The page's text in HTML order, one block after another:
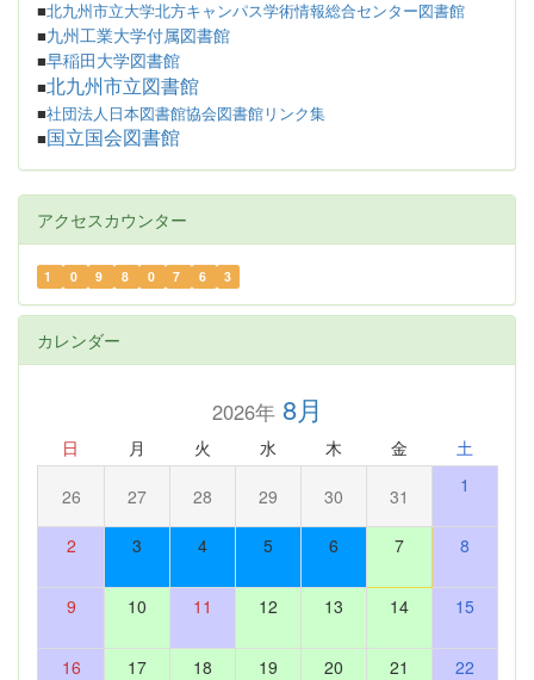
■北九州市立大学北方キャンパス学術情報総合センター図書館
■九州工業大学付属図書館
■早稲田大学図書館
■北九州市立図書館
■社団法人日本図書館協会図書館リンク集
■ 国立国会図書館
アクセスカウンター
1 0 9 8 0 7 6 3
カレンダー
2026年8月
日 月 火 水 木 金 土
26 27 28 29 30 31 1
2 3 4 5 6 7 8
9 10 11 12 13 14 15
16 17 18 19 20 21 22